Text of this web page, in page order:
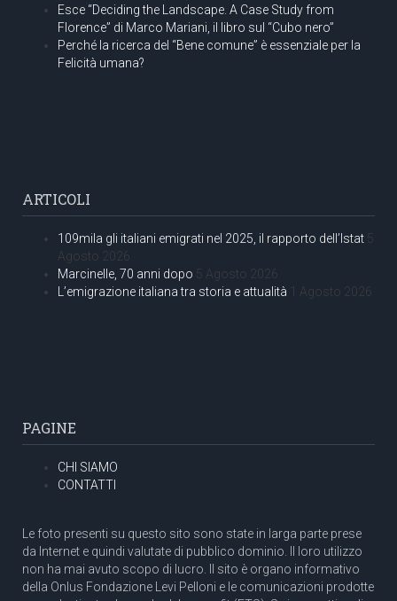
Esce “Deciding the Landscape. A Case Study from
Florence” di Marco Mariani, il libro sul “Cubo nero”
Perché la ricerca del “Bene comune” è essenziale per la
Felicità umana?
ARTICOLI
109mila gli italiani emigrati nel 2025, il rapporto dell’Istat 5
Agosto 2026
Marcinelle, 70 anni dopo 5 Agosto 2026
L’emigrazione italiana tra storia e attualità 1 Agosto 2026
PAGINE
CHI SIAMO
CONTATTI
Le foto presenti su questo sito sono state in larga parte prese
da Internet e quindi valutate di pubblico dominio. Il loro utilizzo
non ha mai avuto scopo di lucro. Il sito è organo informativo
della Onlus Fondazione Levi Pelloni e le comunicazioni prodotte